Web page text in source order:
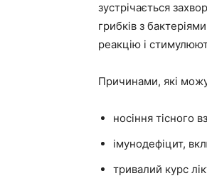
зустрічається
грибків з
реакцію і
Причинами, які
носіння тісного
імунодефіцит,
тривалий курс